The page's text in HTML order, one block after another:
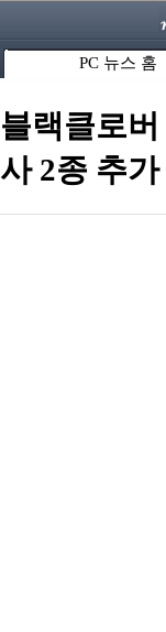
PC 뉴스 홈
블랙클로
사 2종 추가